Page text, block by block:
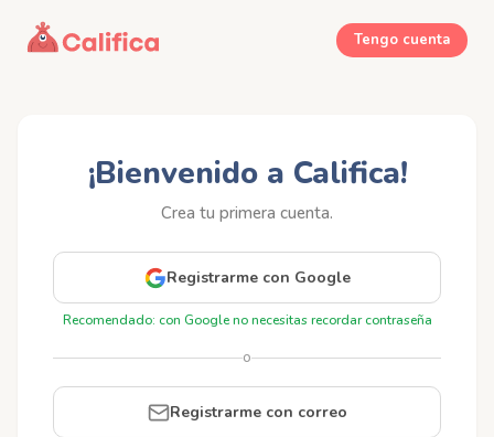
Tengo cuenta
¡Bienvenido a Califica!
Crea tu primera cuenta.
Registrarme con Google
Recomendado: con Google no necesitas recordar contraseña
o
Registrarme con correo